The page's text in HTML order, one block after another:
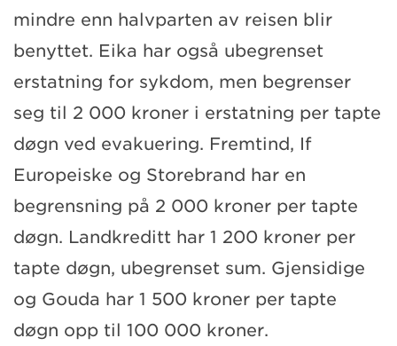
mindre enn halvparten av reisen blir
benyttet. Eika har også ubegrenset
erstatning for sykdom, men begrenser
seg til 2 000 kroner i erstatning per tapte
døgn ved evakuering. Fremtind, If
Europeiske og Storebrand har en
begrensning på 2 000 kroner per tapte
døgn. Landkreditt har 1 200 kroner per
tapte døgn, ubegrenset sum. Gjensidige
og Gouda har 1 500 kroner per tapte
døgn opp til 100 000 kroner.